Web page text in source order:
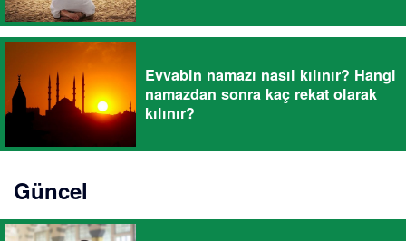
Evvabin namazı nasıl kılınır? Hangi
namazdan sonra kaç rekat olarak
kılınır?
Güncel